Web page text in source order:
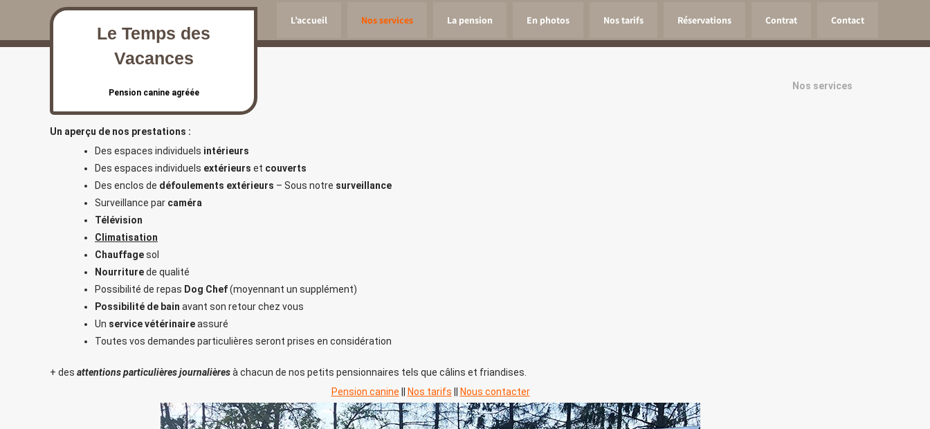
content
Le Temps des
Vacances
Pension canine agréée
L’accueil Nos services La pension En photos Nos tarifs Réservations Contrat Contact
Nos services
Un aperçu de nos prestations :
Des espaces individuels intérieurs
Des espaces individuels extérieurs et couverts
Des enclos de défoulements extérieurs – Sous notre surveillance
Surveillance par caméra
Télévision
Climatisation
Chauffagesol
Nourriturede qualité
Possibilité de repas Dog Chef(moyennant un supplément)
Possibilité de bain avant son retour chez vous
Un service vétérinaireassuré
Toutes vos demandes particulières seront prises en considération
+ des attentions particulières journalièresà chacun de nos petits pensionnaires tels que câlins et friandises.
Pension canine
Nos tarifs Nous contacter